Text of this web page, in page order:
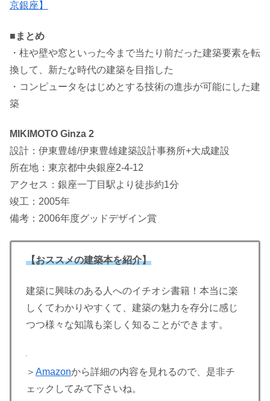
京銀座】
■まとめ
・柱や壁や窓といった今まで当たり前だった建築要素を転
換して、新たな時代の建築を目指した
・コンピュータをはじめとする技術の進歩が可能にした建
築
MIKIMOTO Ginza 2
設計：伊東豊雄/伊東豊雄建築設計事務所+大成建設
所在地：東京都中央銀座2-4-12
アクセス：銀座一丁目駅より徒歩約1分
竣工：2005年
備考：2006年度グッドデザイン賞
【おススメの建築本を紹介】
建築に興味のある人へのイチオシ書籍！本当に楽
しくてわかりやすくて、建築の魅力を存分に感じ
つつ様々な知識も楽しく知ることができます。
＞ Amazonから詳細の内容を見れるので、是非チ
ェックしてみて下さいね。